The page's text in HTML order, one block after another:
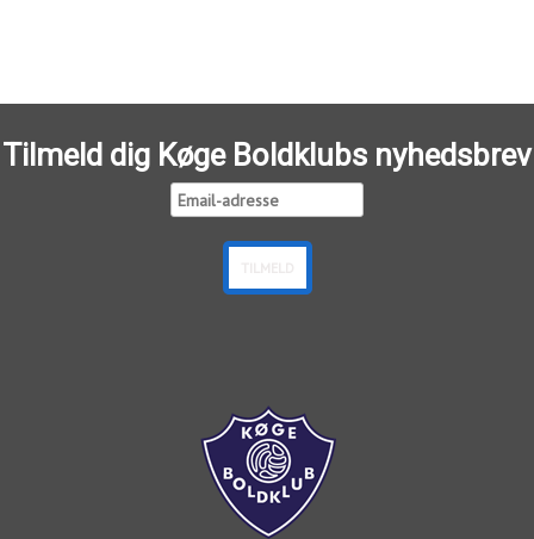
Tilmeld dig Køge Boldklubs nyhedsbrev